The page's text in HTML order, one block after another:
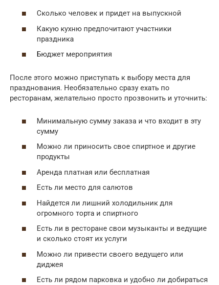
Сколько человек и придет на выпускной
Какую кухню предпочитают участники
праздника
Бюджет мероприятия
После этого можно приступать к выбору места для
празднования. Необязательно сразу ехать по
ресторанам, желательно просто прозвонить и уточнить:
Минимальную сумму заказа и что входит в эту
сумму
Можно ли приносить свое спиртное и другие
продукты
Аренда платная или бесплатная
Есть ли место для салютов
Найдется ли лишний холодильник для
огромного торта и спиртного
Есть ли в ресторане свои музыканты и ведущие
и сколько стоят их услуги
Можно ли привести своего ведущего или
диджея
Есть ли рядом парковка и удобно ли добираться